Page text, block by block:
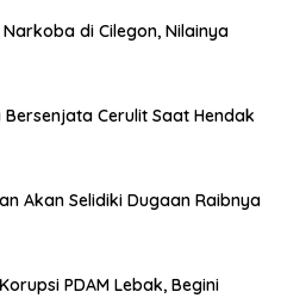
di Cilegon, Nilainya
Cerulit Saat Hendak
Akan Selidiki Dugaan Raibnya
PDAM Lebak, Begini